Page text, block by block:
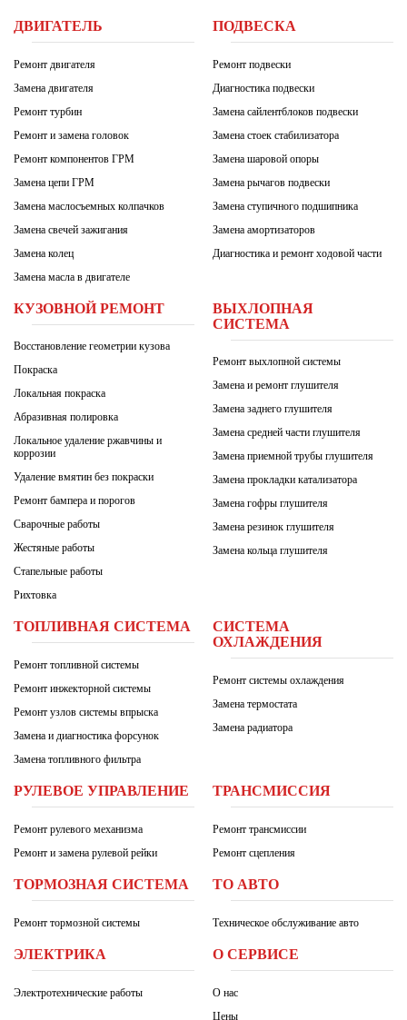
ДВИГАТЕЛЬ
Ремонт двигателя
Замена двигателя
Ремонт турбин
Ремонт и замена головок
Ремонт компонентов ГРМ
Замена цепи ГРМ
Замена маслосъемных колпачков
Замена свечей зажигания
Замена колец
Замена масла в двигателе
ПОДВЕСКА
Ремонт подвески
Диагностика подвески
Замена сайлентблоков подвески
Замена стоек стабилизатора
Замена шаровой опоры
Замена рычагов подвески
Замена ступичного подшипника
Замена амортизаторов
Диагностика и ремонт ходовой части
КУЗОВНОЙ РЕМОНТ
Восстановление геометрии кузова
Покраска
Локальная покраска
Абразивная полировка
Локальное удаление ржавчины и
коррозии
Удаление вмятин без покраски
Ремонт бампера и порогов
Сварочные работы
Жестяные работы
Стапельные работы
Рихтовка
ВЫХЛОПНАЯ
СИСТЕМА
Ремонт выхлопной системы
Замена и ремонт глушителя
Замена заднего глушителя
Замена средней части глушителя
Замена приемной трубы глушителя
Замена прокладки катализатора
Замена гофры глушителя
Замена резинок глушителя
Замена кольца глушителя
ТОПЛИВНАЯ СИСТЕМА
Ремонт топливной системы
Ремонт инжекторной системы
Ремонт узлов системы впрыска
Замена и диагностика форсунок
Замена топливного фильтра
СИСТЕМА
ОХЛАЖДЕНИЯ
Ремонт системы охлаждения
Замена термостата
Замена радиатора
РУЛЕВОЕ УПРАВЛЕНИЕ
Ремонт рулевого механизма
Ремонт и замена рулевой рейки
ТРАНСМИССИЯ
Ремонт трансмиссии
Ремонт сцепления
ТОРМОЗНАЯ СИСТЕМА
Ремонт тормозной системы
ТО АВТО
Техническое обслуживание авто
ЭЛЕКТРИКА
Электротехнические работы
О СЕРВИСЕ
О нас
Цены